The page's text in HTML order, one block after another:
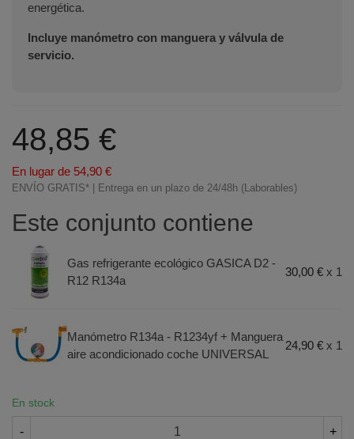
energética.
Incluye manómetro con manguera y válvula de
servicio.
48,85 €
En lugar de 54,90 €
ENVÍO GRATIS* | Entrega en un plazo de 24/48h (Laborables)
Este conjunto contiene
Gas refrigerante ecológico GASICA D2 -
R12 R134a
30,00 € x 1
Manómetro R134a - R1234yf + Manguera
aire acondicionado coche UNIVERSAL
24,90 € x 1
En stock
- +
Terminal de consulta○ Motor activo -Gas
refrigerante ecológico GASICA D2 - R12 R134a +
manómetro